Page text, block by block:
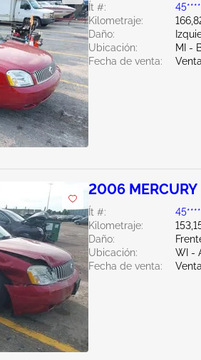
Ít #:
Kilometraje:
Daño:
Ubicación:
MI -
Fecha de venta:
2006
Ít #:
Kilometraje:
Daño:
Ubicación:
WI -
Fecha de venta: